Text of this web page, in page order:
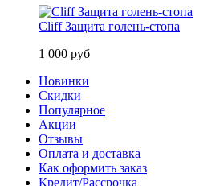
Cliff Защита голень-стопа
1 000 руб
Новинки
Скидки
Популярное
Акции
Отзывы
Оплата и доставка
Как оформить заказ
Кредит/Рассрочка